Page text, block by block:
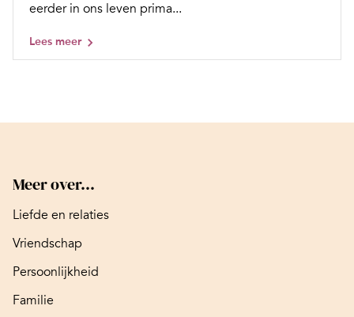
eerder in ons leven prima...
Lees meer
Meer over...
Liefde en relaties
Vriendschap
Persoonlijkheid
Familie